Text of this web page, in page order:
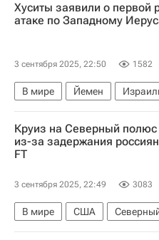
Владимир Путин
Хуситы заявили о первой
атаке по Западному
3 сентября 2025, 22:50 1582
В мире Йемен
Ансар Алла
Круиз на Северный полюс
из-за задержания
FT
3 сентября 2025, 22:49 3083
В мире США
Нью-Йорк (город)